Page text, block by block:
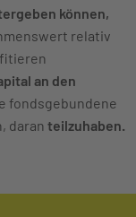
können,
relativ
an den
fondsgebundene
daran teilzuhaben.